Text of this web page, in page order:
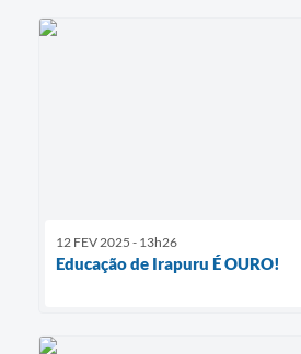
12 FEV 2025 - 13h26
Educação de Irapuru É OURO!